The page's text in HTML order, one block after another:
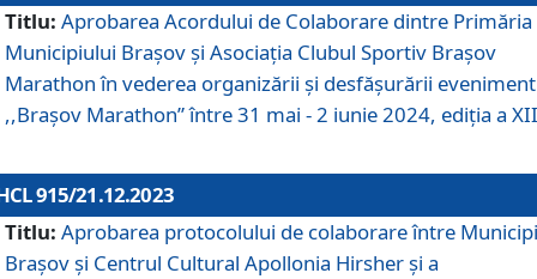
Titlu: Aprobarea Acordului de Colaborare dintre Primăria
Municipiului Brașov și Asociația Clubul Sportiv Brașov
Marathon în vederea organizării și desfășurării
,,Brașov Marathon” între 31 mai - 2 iunie 2024, ediția a
915/21.12.2023
Titlu: Aprobarea protocolului de colaborare între
Brașov și Centrul Cultural Apollonia Hirsher și a